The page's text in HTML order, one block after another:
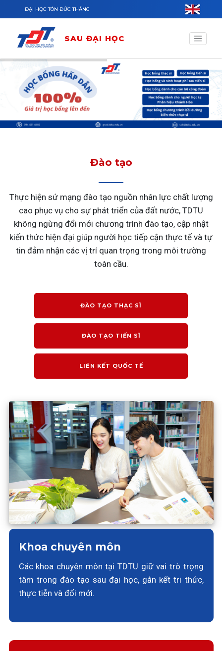
Nhảy đến nội dung
ĐẠI HỌC TÔN ĐỨC THẮNG
SAU ĐẠI HỌC
Đào tạo
Thực hiện sứ mạng đào tạo nguồn nhân lực chất lượng
cao phục vụ cho sự phát triển của đất nước, TDTU
không ngừng đổi mới chương trình đào tạo, cập nhật
kiến thức hiện đại giúp người học tiếp cận thực tế và tự
tin đảm nhận các vị trí quan trọng trong môi trường
toàn cầu.
ĐÀO TẠO THẠC SĨ
ĐÀO TẠO TIẾN SĨ
LIÊN KẾT QUỐC TẾ
Khoa chuyên môn
Các khoa chuyên môn tại TDTU giữ vai trò trọng
tâm trong đào tạo sau đại học, gắn kết tri thức,
thực tiễn và đổi mới.